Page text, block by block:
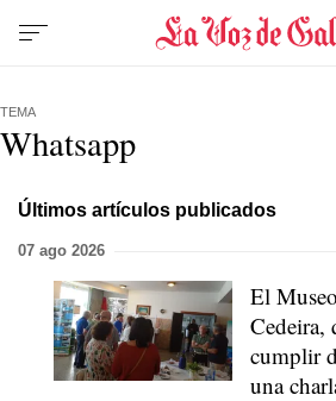
TEMA
Whatsapp
Últimos artículos publicados
07 ago 2026
El
Cedeira,
cumplir
una